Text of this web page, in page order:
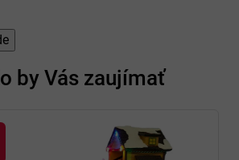
by Vás zaujímať